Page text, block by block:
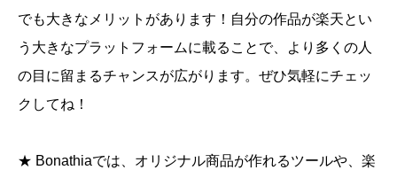
でも大きなメリットがあります！自分の作品が楽天とい
う大きなプラットフォームに載ることで、より多くの人
の目に留まるチャンスが広がります。ぜひ気軽にチェッ
クしてね！
★ Bonathiaでは、オリジナル商品が作れるツールや、楽